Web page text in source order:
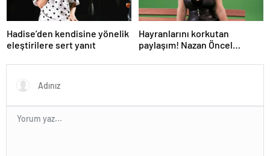
Hadise’den kendisine yönelik
eleştirilere sert yanıt
Hayranlarını korkutan
paylaşım! Nazan Öncel